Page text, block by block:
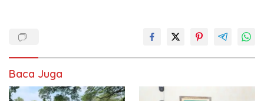
Baca Juga